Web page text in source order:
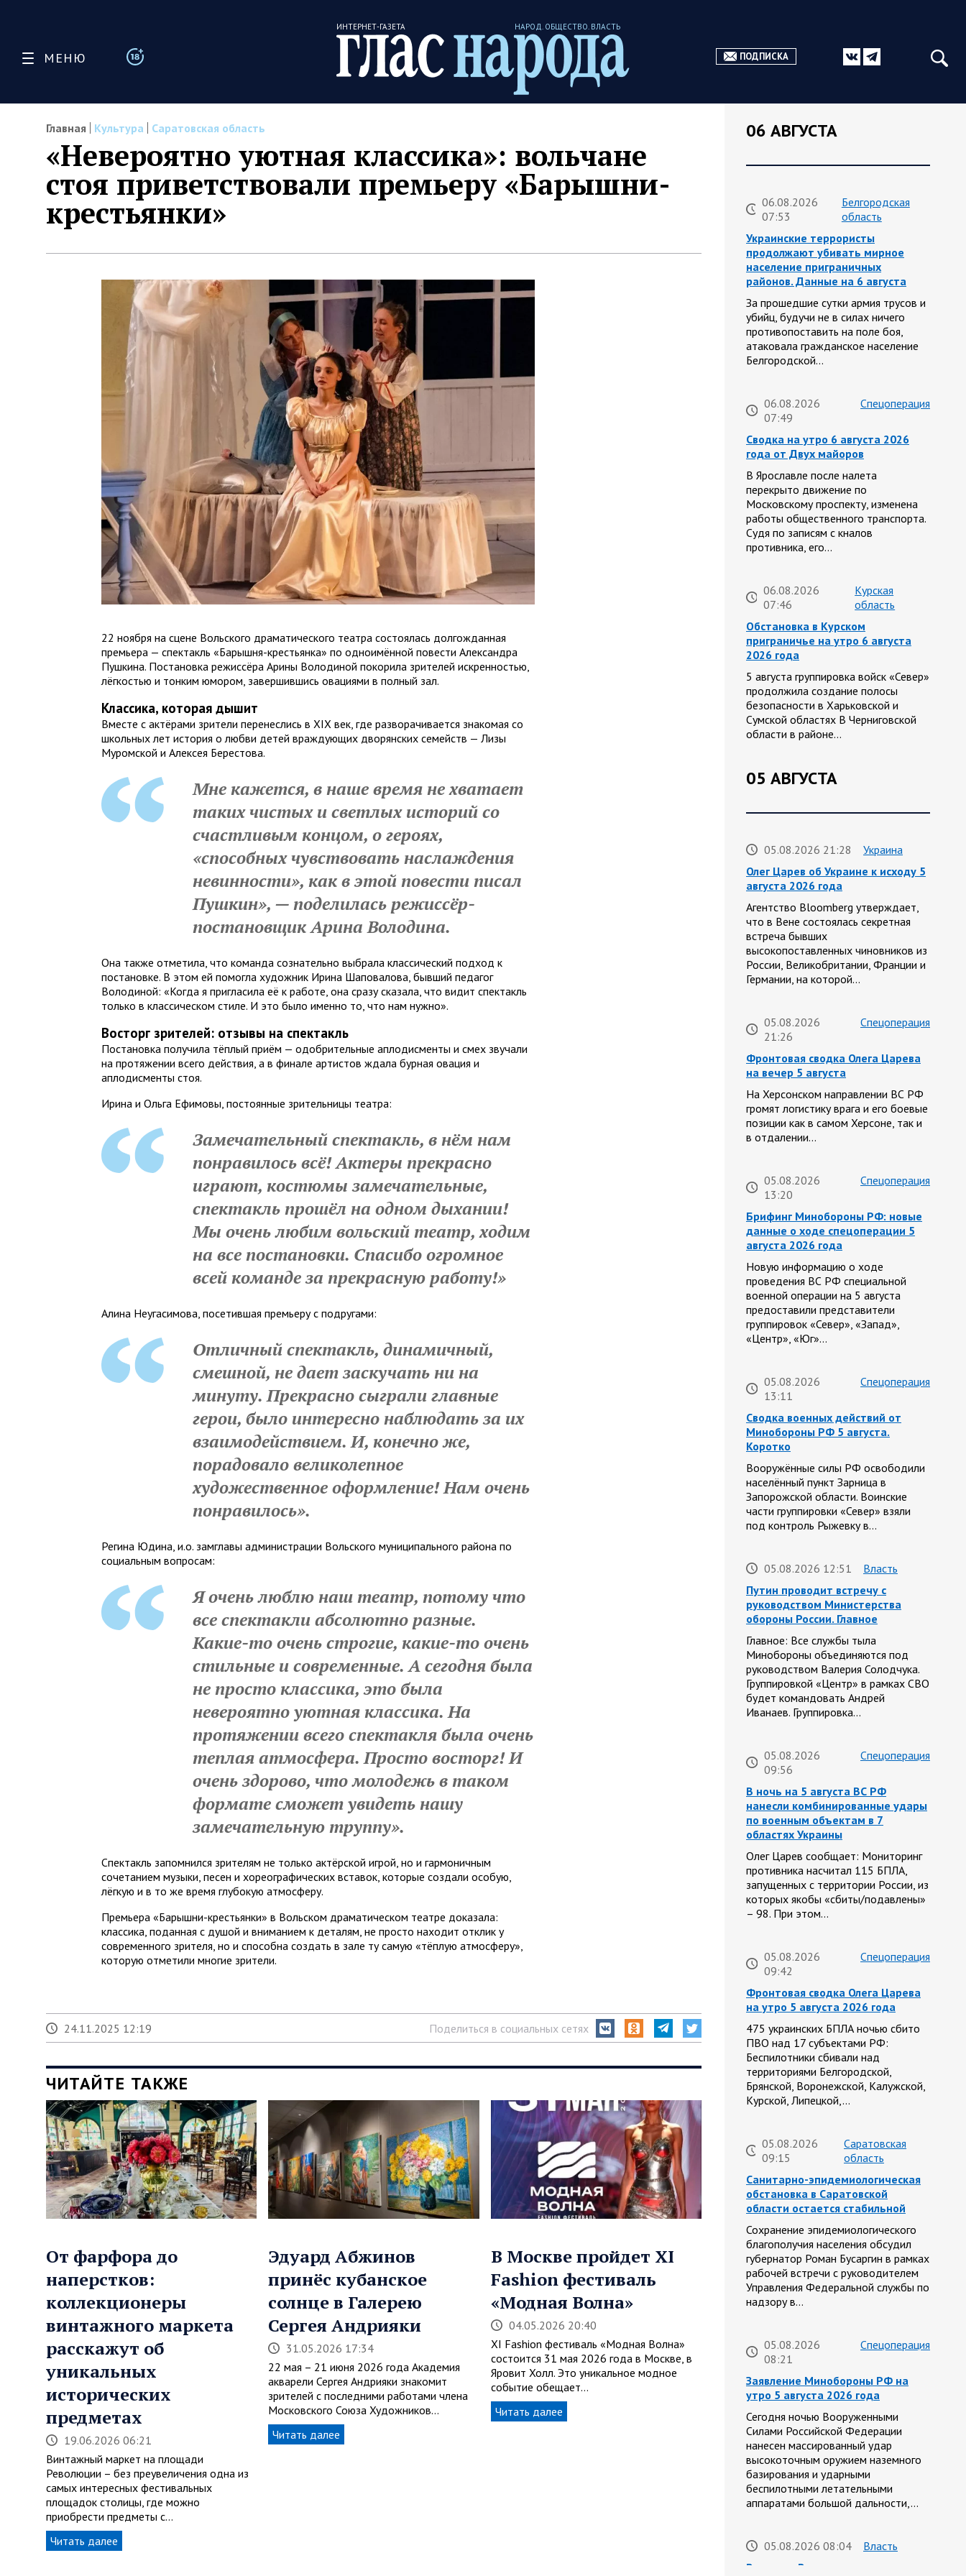
МЕНЮ
ИНТЕРНЕТ-ГАЗЕТА НАРОД. ОБЩЕСТВО. ВЛАСТЬ
ПОДПИСКА
Главная Культура Саратовская область
«Невероятно уютная классика»: вольчане
стоя приветствовали премьеру «Барышни-
крестьянки»
22 ноября на сцене Вольского драматического театра состоялась долгожданная
премьера — спектакль «Барышня-крестьянка» по одноимённой повести Александра
Пушкина. Постановка режиссёра Арины Володиной покорила зрителей искренностью,
лёгкостью и тонким юмором, завершившись овациями в полный зал.
Классика, которая дышит
Вместе с актёрами зрители перенеслись в XIX век, где разворачивается знакомая со
школьных лет история о любви детей враждующих дворянских семейств — Лизы
Муромской и Алексея Берестова.
Мне кажется, в наше время не хватает
таких чистых и светлых историй со
счастливым концом, о героях,
«способных чувствовать наслаждения
невинности», как в этой повести писал
Пушкин», — поделилась режиссёр-
постановщик Арина Володина.
Она также отметила, что команда сознательно выбрала классический подход к
постановке. В этом ей помогла художник Ирина Шаповалова, бывший педагог
Володиной: «Когда я пригласила её к работе, она сразу сказала, что видит спектакль
только в классическом стиле. И это было именно то, что нам нужно».
Восторг зрителей: отзывы на спектакль
Постановка получила тёплый приём — одобрительные аплодисменты и смех звучали
на протяжении всего действия, а в финале артистов ждала бурная овация и
аплодисменты стоя.
Ирина и Ольга Ефимовы, постоянные зрительницы театра:
Замечательный спектакль, в нём нам
понравилось всё! Актеры прекрасно
играют, костюмы замечательные,
спектакль прошёл на одном дыхании!
Мы очень любим вольский театр, ходим
на все постановки. Спасибо огромное
всей команде за прекрасную работу!»
Алина Неугасимова, посетившая премьеру с подругами:
Отличный спектакль, динамичный,
смешной, не дает заскучать ни на
минуту. Прекрасно сыграли главные
герои, было интересно наблюдать за их
взаимодействием. И, конечно же,
порадовало великолепное
художественное оформление! Нам очень
понравилось».
Регина Юдина, и.о. замглавы администрации Вольского муниципального района по
социальным вопросам:
Я очень люблю наш театр, потому что
все спектакли абсолютно разные.
Какие-то очень строгие, какие-то очень
стильные и современные. А сегодня была
не просто классика, это была
невероятно уютная классика. На
протяжении всего спектакля была очень
теплая атмосфера. Просто восторг! И
очень здорово, что молодежь в таком
формате сможет увидеть нашу
замечательную труппу».
Спектакль запомнился зрителям не только актёрской игрой, но и гармоничным
сочетанием музыки, песен и хореографических вставок, которые создали особую,
лёгкую и в то же время глубокую атмосферу.
Премьера «Барышни-крестьянки» в Вольском драматическом театре доказала:
классика, поданная с душой и вниманием к деталям, не просто находит отклик у
современного зрителя, но и способна создать в зале ту самую «тёплую атмосферу»,
которую отметили многие зрители.
24.11.2025 12:19 Поделиться в социальных сетях
ЧИТАЙТЕ ТАКЖЕ
От фарфора до
наперстков:
коллекционеры
винтажного маркета
расскажут об
уникальных
исторических
предметах
19.06.2026 06:21
Винтажный маркет на площади
Революции – без преувеличения одна из
самых интересных фестивальных
площадок столицы, где можно
приобрести предметы с…
Читать далее
Эдуард Абжинов
принёс кубанское
солнце в Галерею
Сергея Андрияки
31.05.2026 17:34
22 мая – 21 июня 2026 года Академия
акварели Сергея Андрияки знакомит
зрителей с последними работами члена
Московского Союза Художников…
Читать далее
В Москве пройдет XI
Fashion фестиваль
«Модная Волна»
04.05.2026 20:40
XI Fashion фестиваль «Модная Волна»
состоится 31 мая 2026 года в Москве, в
Яровит Холл. Это уникальное модное
событие обещает…
Читать далее
06 АВГУСТА
06.08.2026
07:53
Белгородская
область
Украинские террористы
продолжают убивать мирное
население приграничных
районов. Данные на 6 августа
За прошедшие сутки армия трусов и
убийц, будучи не в силах ничего
противопоставить на поле боя,
атаковала гражданское население
Белгородской…
06.08.2026
07:49
Спецоперация
Сводка на утро 6 августа 2026
года от Двух майоров
В Ярославле после налета
перекрыто движение по
Московскому проспекту, изменена
работы общественного транспорта.
Судя по записям с кналов
противника, его…
06.08.2026
07:46
Курская
область
Обстановка в Курском
приграничье на утро 6 августа
2026 года
5 августа группировка войск «Север»
продолжила создание полосы
безопасности в Харьковской и
Сумской областях В Черниговской
области в районе…
05 АВГУСТА
05.08.2026 21:28
Украина
Олег Царев об Украине к исходу 5
августа 2026 года
Агентство Bloomberg утверждает,
что в Вене состоялась секретная
встреча бывших
высокопоставленных чиновников из
России, Великобритании, Франции и
Германии, на которой…
05.08.2026
21:26
Спецоперация
Фронтовая сводка Олега Царева
на вечер 5 августа
На Херсонском направлении ВС РФ
громят логистику врага и его боевые
позиции как в самом Херсоне, так и
в отдалении…
05.08.2026
13:20
Спецоперация
Брифинг Минобороны РФ: новые
данные о ходе спецоперации 5
августа 2026 года
Новую информацию о ходе
проведения ВС РФ специальной
военной операции на 5 августа
предоставили представители
группировок «Север», «Запад»,
«Центр», «Юг»…
05.08.2026
13:11
Спецоперация
Сводка военных действий от
Минобороны РФ 5 августа.
Коротко
Вооружённые силы РФ освободили
населённый пункт Зарница в
Запорожской области. Воинские
части группировки «Север» взяли
под контроль Рыжевку в…
05.08.2026 12:51
Власть
Путин проводит встречу с
руководством Министерства
обороны России. Главное
Главное: Все службы тыла
Минобороны объединяются под
руководством Валерия Солодчука.
Группировкой «Центр» в рамках СВО
будет командовать Андрей
Иванаев. Группировка…
05.08.2026
09:56
Спецоперация
В ночь на 5 августа ВС РФ
нанесли комбинированные удары
по военным объектам в 7
областях Украины
Олег Царев сообщает: Мониторинг
противника насчитал 115 БПЛА,
запущенных с территории России, из
которых якобы «сбиты/подавлены»
– 98. При этом…
05.08.2026
09:42
Спецоперация
Фронтовая сводка Олега Царева
на утро 5 августа 2026 года
475 украинских БПЛА ночью сбито
ПВО над 17 субъектами РФ:
Беспилотники сбивали над
территориями Белгородской,
Брянской, Воронежской, Калужской,
Курской, Липецкой,…
05.08.2026
09:15
Саратовская
область
Санитарно-эпидемиологическая
обстановка в Саратовской
области остается стабильной
Сохранение эпидемиологического
благополучия населения обсудил
губернатор Роман Бусаргин в рамках
рабочей встречи с руководителем
Управления Федеральной службы по
надзору в…
05.08.2026
08:21
Спецоперация
Заявление Минобороны РФ на
утро 5 августа 2026 года
Сегодня ночью Вооруженными
Силами Российской Федерации
нанесен массированный удар
высокоточным оружием наземного
базирования и ударными
беспилотными летательными
аппаратами большой дальности,…
05.08.2026 08:04
Власть
Вячеслав Володин и мигрантах и